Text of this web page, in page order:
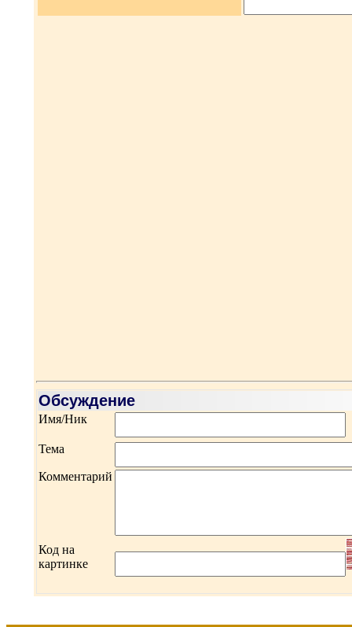
Обсуждение
Имя/Ник
Тема
Комментарий
Код на
картинке